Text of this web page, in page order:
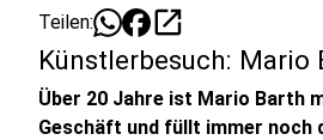
Teilen: open_in_new
Künstlerbesuch: Mario
Über 20 Jahre ist Mario Barth
Geschäft und füllt immer noch